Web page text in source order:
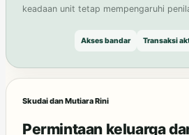
keadaan unit tetap mempengaruhi
Akses bandar Transaksi
Skudai dan Mutiara Rini
Permintaan keluarga